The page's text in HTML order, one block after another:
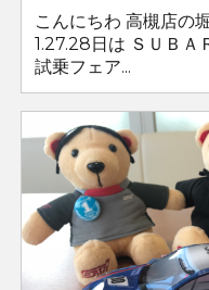
こんにちわ 高槻店の
1.27.28日は ＳＵＢＡ
試乗フェア...